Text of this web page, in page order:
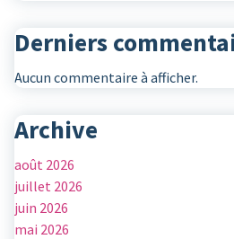
Derniers
Aucun commentaire à afficher.
Archive
août 2026
juillet 2026
juin 2026
mai 2026